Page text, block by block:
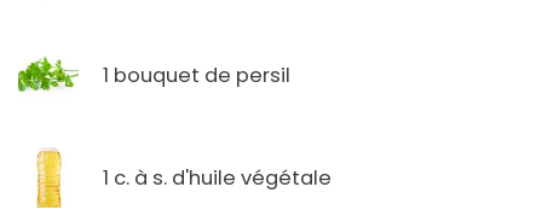
1 bouquet de persil
1 c. à s. d'huile végétale